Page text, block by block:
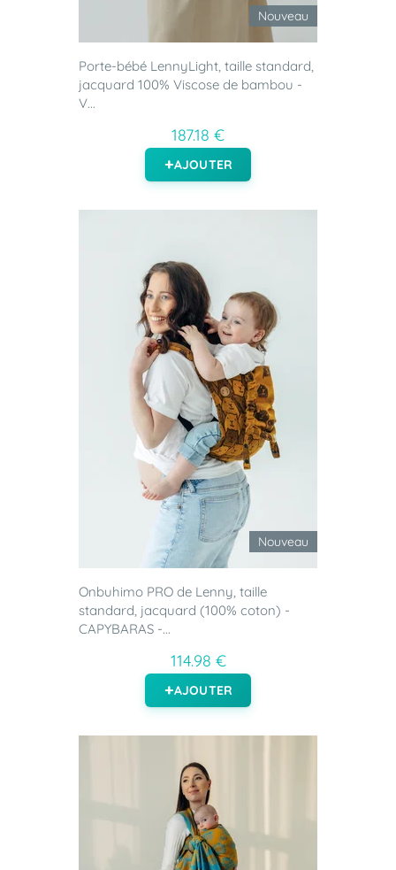
Nouveau
Porte-bébé LennyLight, taille standard,
jacquard 100% Viscose de bambou -
V...
187.18 €
AJOUTER
Nouveau
Onbuhimo PRO de Lenny, taille
standard, jacquard (100% coton) -
CAPYBARAS -...
114.98 €
AJOUTER